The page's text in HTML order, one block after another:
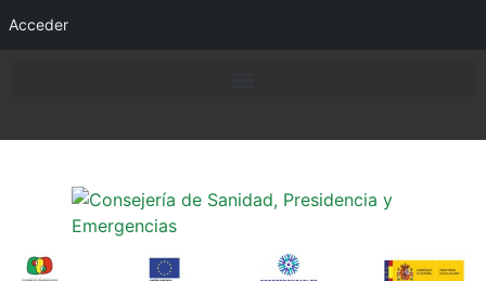
Acceder